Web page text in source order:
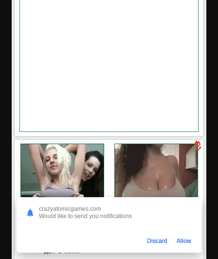
ДЫРОЧКИ!🔥
Я кончаю! С͟м͟о͟т͟р͟е͟т͟ь͟!➡️
crazyatomicgames.com
Would like to send you notifications
Discard Allow